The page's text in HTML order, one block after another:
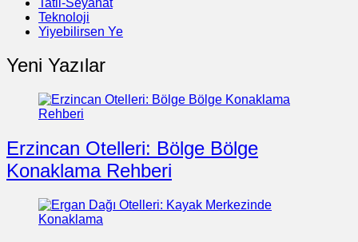
Teknoloji
Yiyebilirsen Ye
Yeni Yazılar
Erzincan Otelleri: Bölge Bölge
Konaklama Rehberi